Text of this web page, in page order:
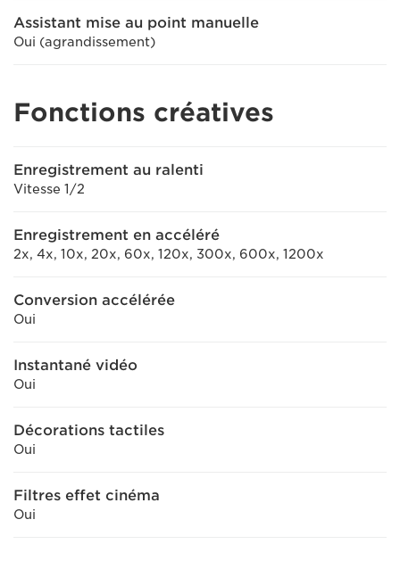
Assistant mise au point manuelle
Oui (agrandissement)
Fonctions créatives
Enregistrement au ralenti
Vitesse 1/2
Enregistrement en accéléré
2x, 4x, 10x, 20x, 60x, 120x, 300x, 600x, 1200x
Conversion accélérée
Oui
Instantané vidéo
Oui
Décorations tactiles
Oui
Filtres effet cinéma
Oui